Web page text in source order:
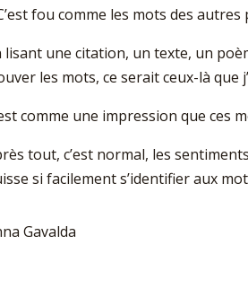
fou comme les mots des
lisant une citation, un texte, un
les mots, ce serait ceux-là que
comme une impression que ces
tout, c’est normal, les
si facilement s’identifier aux
Gavalda